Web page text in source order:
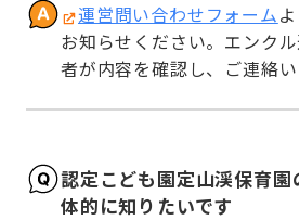
運営問い合わせフォーム
お知らせください。エンク
者が内容を確認し、ご連絡い
認定こども園定山渓保育園
体的に知りたいです